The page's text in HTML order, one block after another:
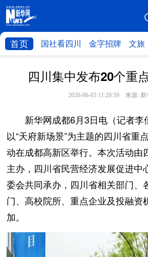
首页 国社看四川 金字招牌 文旅
四川集中发布20个重
2026-06-03 11:28:59 来源: 新
新华网成都6月3日电（记者李
以“天府新场景”为主题的四川省重
动在成都高新区举行。本次活动由
主办，四川省民营经济发展促进中
委会共同承办，四川省相关部门、
门、高校院所、重点企业及投融资
加。